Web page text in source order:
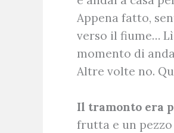
Appena fatto,
verso il fiume…
momento di
Altre volte no.
Il tramonto era
frutta e un